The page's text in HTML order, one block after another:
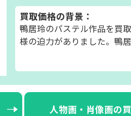
買取価格の背景：
鴨居玲のパステル作品を買
様の迫力がありました。鴨
人物画・肖像画の